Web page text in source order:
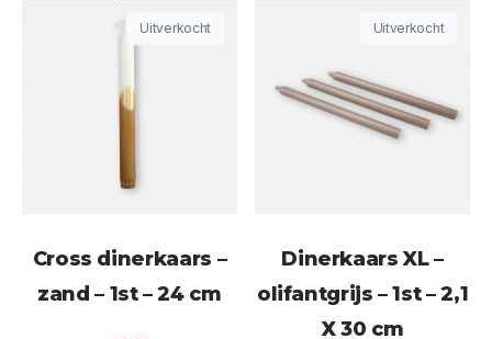
Uitverkocht
Cross dinerkaars –
zand – 1st – 24 cm
Uitverkocht
Dinerkaars XL –
olifantgrijs – 1st – 2,1
X 30 cm